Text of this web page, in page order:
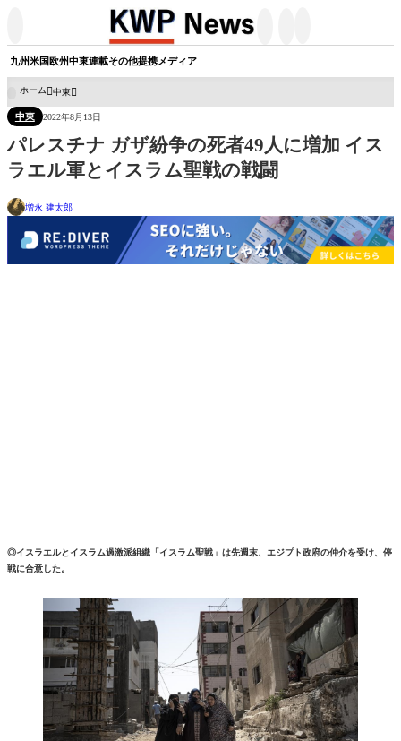
九州米国欧州中東連載その他提携メディア
ホーム 中東
中東 2022年8月13日
パレスチナ ガザ紛争の死者49人に増加 イス
ラエル軍とイスラム聖戦の戦闘
増永 建太郎
◎イスラエルとイスラム過激派組織「イスラム聖戦」は先週末、エジプト政府の仲介を受け、停
戦に合意した。